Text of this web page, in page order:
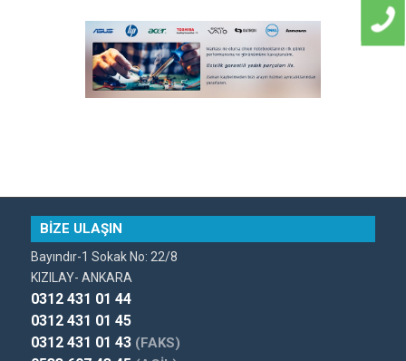
BİZE ULAŞIN
Bayındır-1 Sokak No: 22/8
KIZILAY- ANKARA
0312 431 01 44
0312 431 01 45
0312 431 01 43 (FAKS)